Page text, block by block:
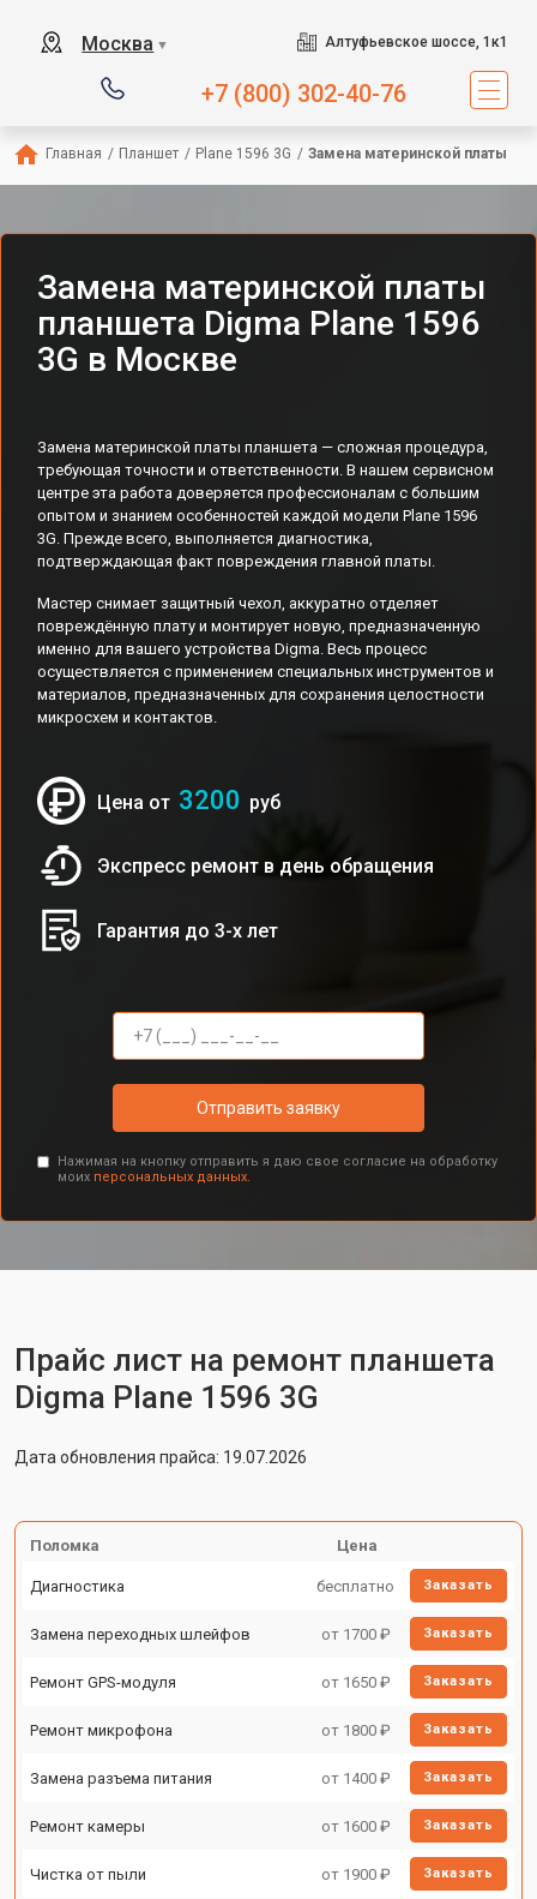
Москва ▼ Алтуфьевское шоссе, 1к1
+7 (800) 302-40-76
Главная / Планшет / Plane 1596 3G / Замена материнской платы
Замена материнской платы
планшета Digma Plane 1596
3G в Москве
Замена материнской платы планшета — сложная процедура,
требующая точности и ответственности. В нашем сервисном
центре эта работа доверяется профессионалам с большим
опытом и знанием особенностей каждой модели Plane 1596
3G. Прежде всего, выполняется диагностика,
подтверждающая факт повреждения главной платы.
Мастер снимает защитный чехол, аккуратно отделяет
повреждённую плату и монтирует новую, предназначенную
именно для вашего устройства Digma. Весь процесс
осуществляется с применением специальных инструментов и
материалов, предназначенных для сохранения целостности
микросхем и контактов.
Цена от 3200 руб
Экспресс ремонт в день обращения
Гарантия до 3-х лет
Отправить заявку
Нажимая на кнопку отправить я даю свое согласие на обработку
моих персональных данных.
Прайс лист на ремонт планшета
Digma Plane 1596 3G
Дата обновления прайса: 19.07.2026
Поломка Цена
Диагностика бесплатно Заказать
Замена переходных шлейфов от 1700 ₽ Заказать
Ремонт GPS-модуля от 1650 ₽ Заказать
Ремонт микрофона от 1800 ₽ Заказать
Замена разъема питания от 1400 ₽ Заказать
Ремонт камеры от 1600 ₽ Заказать
Чистка от пыли от 1900 ₽ Заказать